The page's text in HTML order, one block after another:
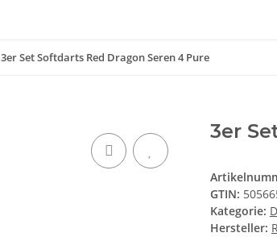
3er Set Softdarts Red Dragon Seren 4 Pure
3er
GTIN:
Kategorie:
Hersteller: